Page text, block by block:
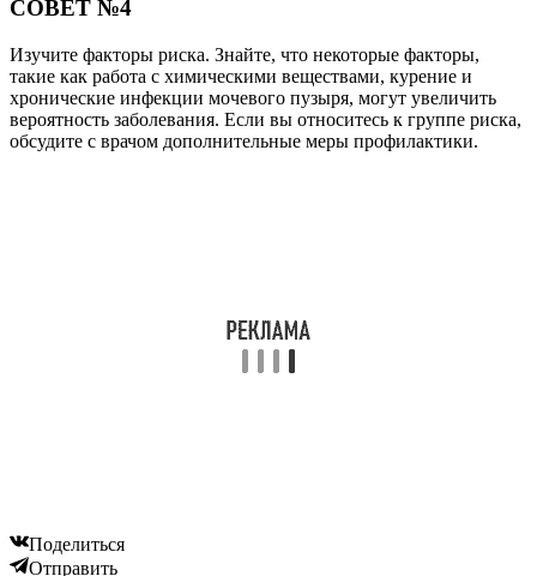
СОВЕТ №4
Изучите факторы риска. Знайте, что некоторые факторы,
такие как работа с химическими веществами, курение и
хронические инфекции мочевого пузыря, могут увеличить
вероятность заболевания. Если вы относитесь к группе риска,
обсудите с врачом дополнительные меры профилактики.
Поделиться
Отправить